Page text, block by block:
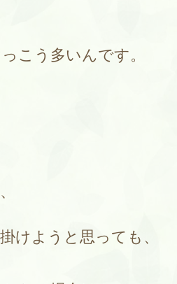
こう多いんです。
けようと思っても、